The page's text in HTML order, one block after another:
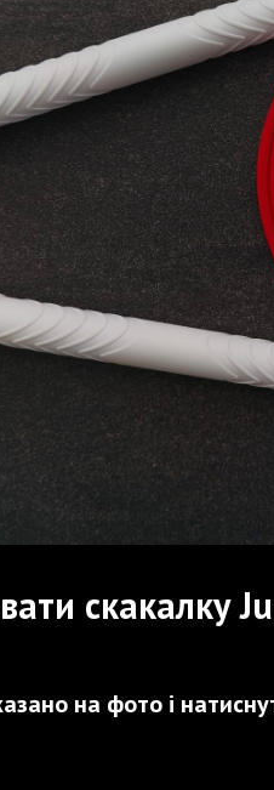
скакалку
на фото і